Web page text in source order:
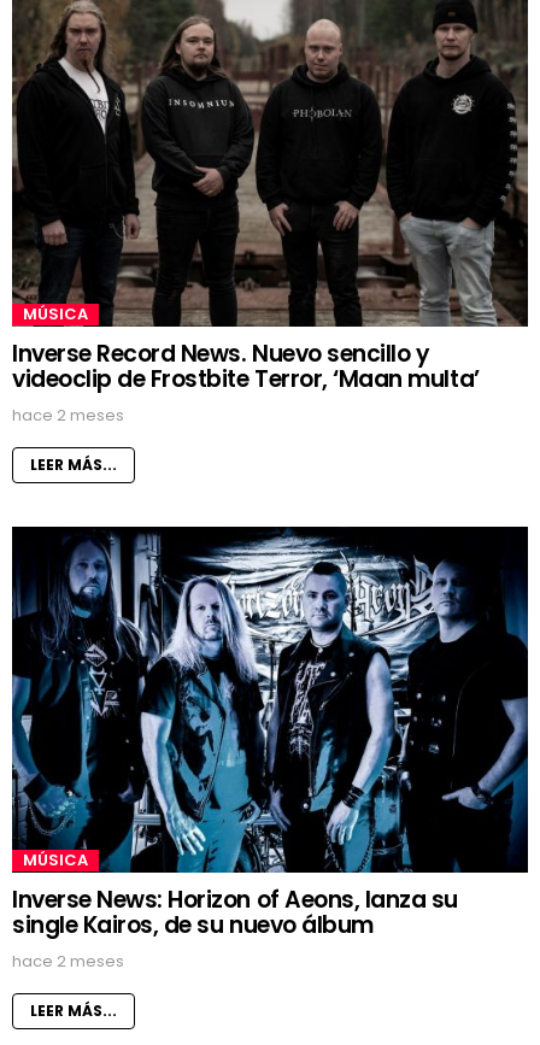
MÚSICA
Inverse Record News. Nuevo sencillo y
videoclip de Frostbite Terror, ‘Maan multa’
hace 2 meses
LEER MÁS...
MÚSICA
Inverse News: Horizon of Aeons, lanza su
single Kairos, de su nuevo álbum
hace 2 meses
LEER MÁS...